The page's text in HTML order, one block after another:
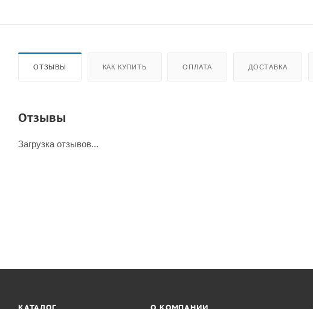
ОТЗЫВЫ КАК КУПИТЬ ОПЛАТА ДОСТАВКА
Отзывы
Загрузка отзывов...